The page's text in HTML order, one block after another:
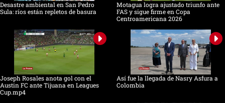
Desastre ambiental en San Pedro
Sula: ríos están repletos de basura
Motagua logra ajustado triunfo ante
FAS y sigue firme en Copa
Centroamericana 2026
Joseph Rosales anota gol con el
Austin FC ante Tijuana en Leagues
Cup.mp4
Así fue la llegada de Nasry Asfura a
Colombia